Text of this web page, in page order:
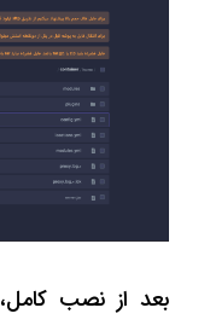
بعد از نصب